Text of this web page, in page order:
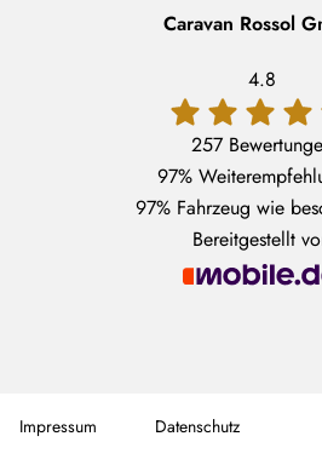
Caravan Rossol
4.8
257
97%
97%Fahrzeug wie
Bereitgestellt
Impressum Datenschutz